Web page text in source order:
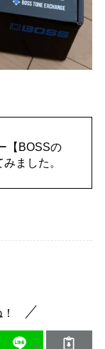
【BOSSの
ました。